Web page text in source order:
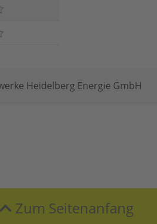
Heidelberg Energie GmbH
Zum Seitenanfang